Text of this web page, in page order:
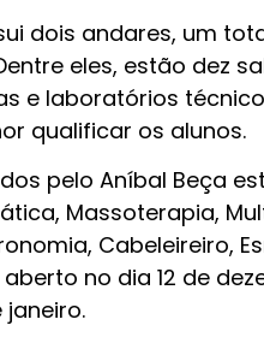
dois andares, um
eles, estão dez
e laboratórios
qualificar os alunos.
pelo Aníbal Beça
Massoterapia,
Cabeleireiro,
no dia 12 de